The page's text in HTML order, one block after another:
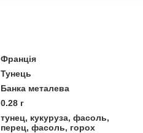
Франція
Тунець
Банка металева
0.28 г
тунец, кукуруза, фасоль,
перец, фасоль, горох